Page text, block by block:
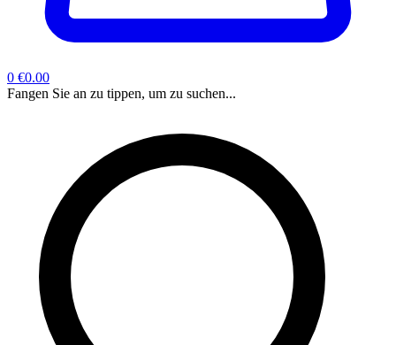
0 €0.00
Fangen Sie an zu tippen, um zu suchen...